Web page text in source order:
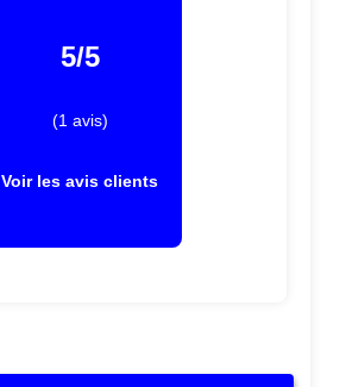
5/5
(1 avis)
Voir les avis clients